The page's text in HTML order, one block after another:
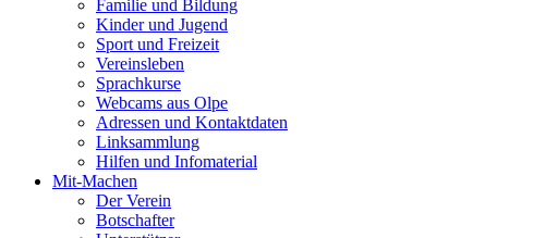
Familie und Bildung
Kinder und Jugend
Sport und Freizeit
Vereinsleben
Sprachkurse
Webcams aus Olpe
Adressen und Kontaktdaten
Linksammlung
Hilfen und Infomaterial
Mit-Machen
Der Verein
Botschafter